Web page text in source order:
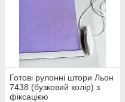
Готові рулонні штори Льон
7438 (бузковий колір) з
фіксацією